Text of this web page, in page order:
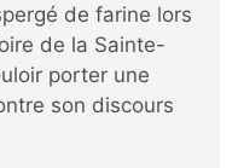
de farine lors
de la Sainte-
porter une
son discours